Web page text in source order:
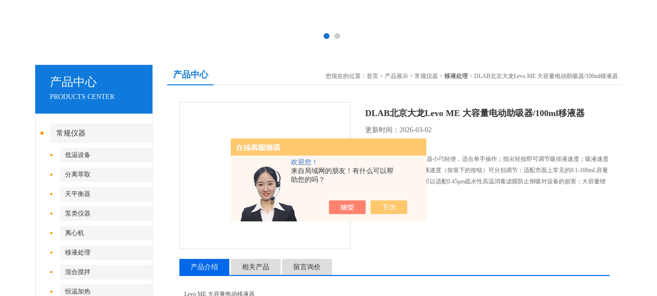
欢迎您！
来自局域网的朋友！有什么可以帮
助您的吗？
产品中心
PRODUCTS CENTER
常规仪器
低温设备
分离萃取
天平衡器
泵类仪器
离心机
移液处理
混合搅拌
恒温加热
产品中心 您现在的位置： 首页 > 产品展示 > 常规仪器 > 移液处理 > DLAB北京大龙Levo ME 大容量电动助吸器/100ml移液器
DLAB北京大龙Levo ME 大容量电动助吸器/100ml移液器
更新时间：2026-03-02
LevoME大容量电动移液器小巧轻便，适合单手操作；指尖轻按即可调节吸排液速度；吸液速度
（按靠上的按钮）和排液速度（按靠下的按钮）可分别调节；适配市面上常见的0.1-100mL容量
的玻璃和塑料移液管；可以适配0.45μm疏水性高温消毒滤膜防止倒吸对设备的损害； 大容量锂
产品介绍 相关产品 留言询价
Levo ME 大容量电动移液器